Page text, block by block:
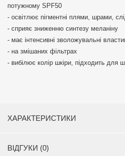
потужному SPF50
- освітлює пігментні плями, шрами,
- сприяє зниженню синтезу меланіну
- має інтенсивні зволожувальні
- на змішаних фільтрах
- вибілює колір шкіри, підходить для
ХАРАКТЕРИСТИКИ
ВІДГУКИ (0)